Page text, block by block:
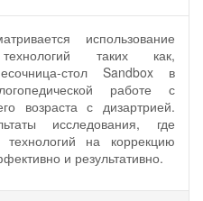
использование
таких как,
стол Sandbox в
работе с
возраста с дизартрией.
исследования, где
технологий на коррекцию
и результативно.